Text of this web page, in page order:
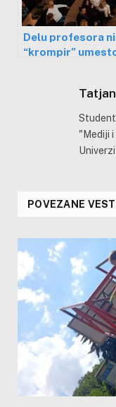
Delu profesora
“krompir”
"Mediji
POVEZANE VESTI